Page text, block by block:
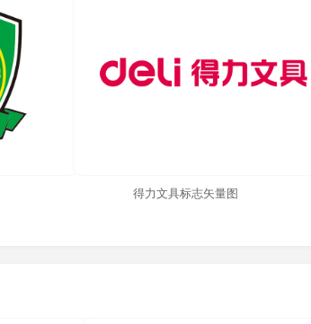
得力文具标志矢量图